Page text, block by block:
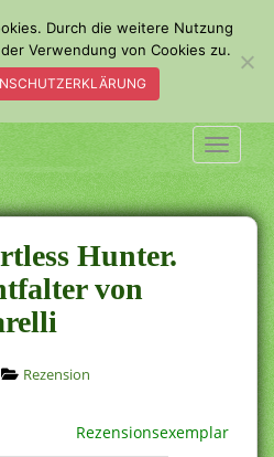
Hunter.
von
Rezension
Rezensionsexemplar
Durch die weitere Nutzung
Verwendung von Cookies zu.